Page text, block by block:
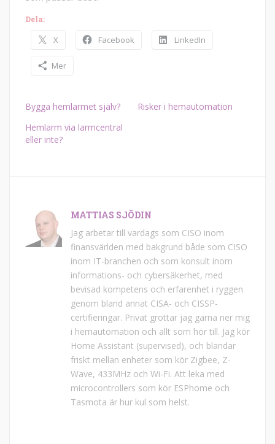
Dela:
X Facebook LinkedIn
Mer
Bygga hemlarmet själv?
Risker i hemautomation
Hemlarm via larmcentral
eller inte?
MATTIAS SJÖDIN
Jag arbetar till vardags som CISO inom
finansvärlden med bakgrund både som CISO
inom IT-branchen och som konsult inom
informations- och cybersäkerhet, med
bevisad kompetens och erfarenhet i ryggen
genom bland annat CISA- och CISSP-
certifieringar. Privat grottar jag gärna ner mig
i hemautomation och allt som hör till. Jag kör
Home Assistant (supervised), och blandar
friskt mellan enheter som kör Zigbee, Z-
Wave, 433MHz och Wi-Fi. Att leka med
microcontrollers som kör ESPhome och
Tasmota är hur kul som helst.